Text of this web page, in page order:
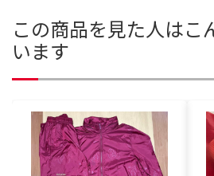
この商品を見た人はこ
います